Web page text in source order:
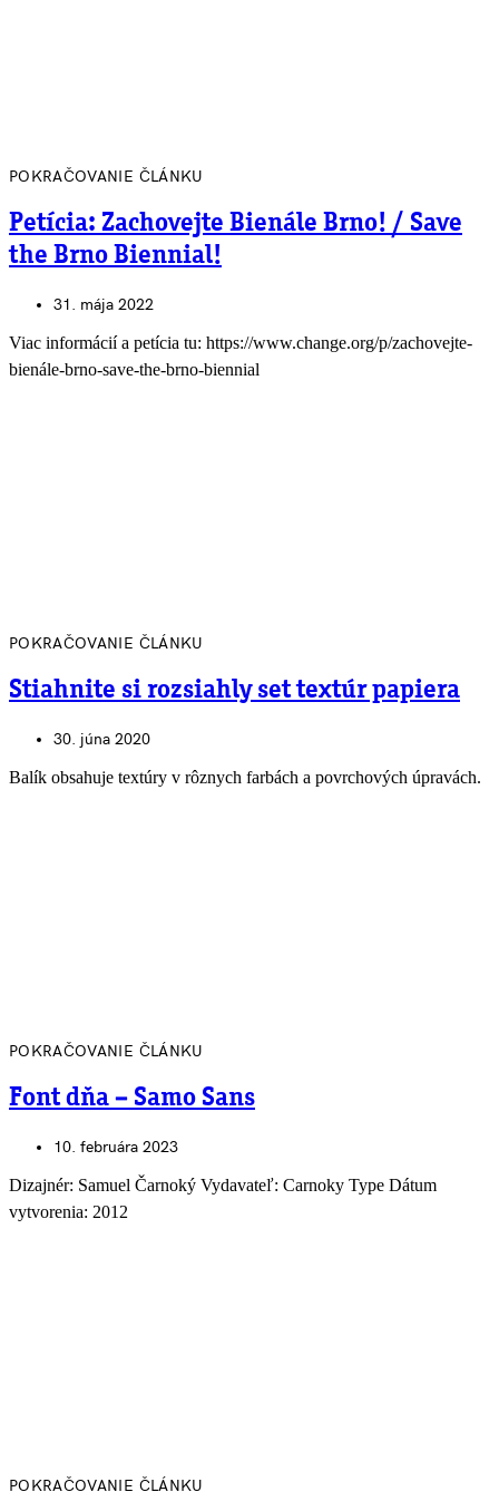
POKRAČOVANIE ČLÁNKU
Petícia: Zachovejte Bienále Brno! / Save
the Brno Biennial!
31. mája 2022
Viac informácií a petícia tu: https://www.change.org/p/zachovejte-
bienále-brno-save-the-brno-biennial
POKRAČOVANIE ČLÁNKU
Stiahnite si rozsiahly set textúr papiera
30. júna 2020
Balík obsahuje textúry v rôznych farbách a povrchových úpravách.
POKRAČOVANIE ČLÁNKU
Font dňa – Samo Sans
10. februára 2023
Dizajnér: Samuel Čarnoký Vydavateľ: Carnoky Type Dátum
vytvorenia: 2012
POKRAČOVANIE ČLÁNKU